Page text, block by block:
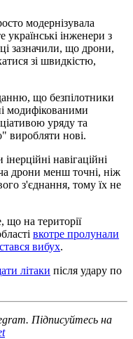
модернізувала
українські інженери з
зазначили, що дрони,
зі швидкістю,
що безпілотники
модифікованими
уряду та
виробляти нові.
навігаційні
дрони менш точні, ніж
з'єднання, тому їх не
що на території
вкотре пролунали
стався вибух.
літаки після удару по
Підписуйтесь на